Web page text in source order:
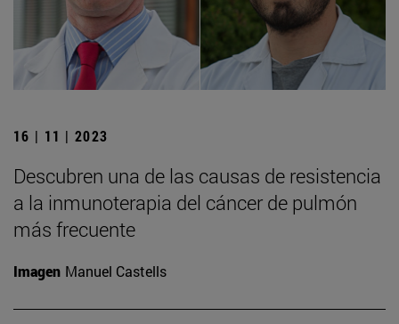
16 | 11 | 2023
Descubren una de las causas de resistencia
a la inmunoterapia del cáncer de pulmón
más frecuente
Imagen Manuel Castells